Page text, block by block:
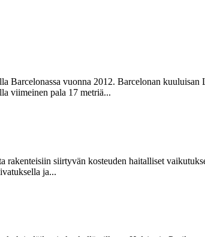
vuonna 2012. Barcelonan
viimeinen pala 17 metriä...
rakenteisiin siirtyvän kosteuden haitalliset
ja...